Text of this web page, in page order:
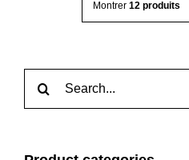
Montrer 12 produits